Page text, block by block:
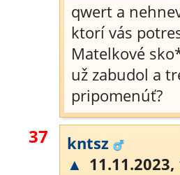
qwert a
ktorí vás
Matelkové
už zabudol a
pripomenúť?
37
kntsz
▲ 11.11.2023,